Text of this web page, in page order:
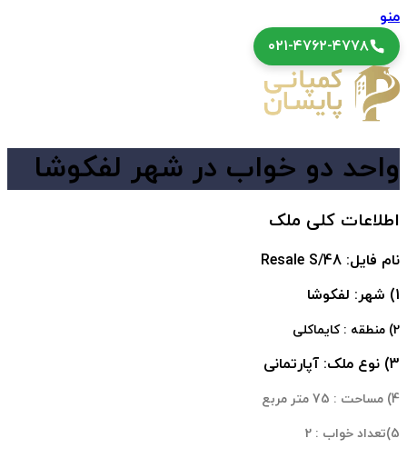
منو
۰۲۱-۴۷۶۲-۴۷۷۸
واحد دو خواب در شهر لفکوشا
اطلاعات کلی ملک
نام فایل: Resale S/48
1) شهر: لفکوشا
2) منطقه : کایماکلی
3) نوع ملک: آپارتمانی
4) مساحت : 75 متر مربع
5)تعداد خواب : 2